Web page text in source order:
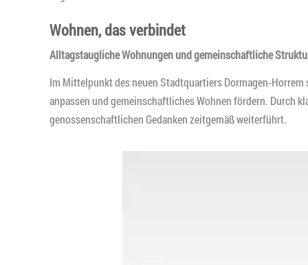
Wohnen, das verbindet
Alltagstaugliche Wohnungen und gemeinschaftliche
Im Mittelpunkt des neuen Stadtquartiers Dormagen-
anpassen und gemeinschaftliches Wohnen fördern. Durch
genossenschaftlichen Gedanken zeitgemäß weiterführt.